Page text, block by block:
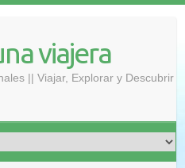
viajera
|| Viajar, Explorar y Descubrir